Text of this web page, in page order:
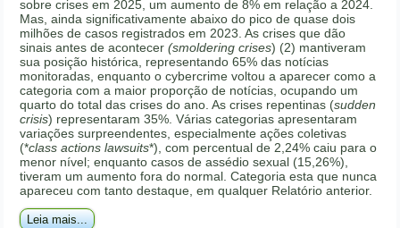
sobre crises em 2025, um aumento de 8% em relação a 2024.
Mas, ainda significativamente abaixo do pico de quase dois
milhões de casos registrados em 2023. As crises que dão
sinais antes de acontecer(smoldering crises) (2) mantiveram
sua posição histórica, representando 65% das notícias
monitoradas, enquanto o cybercrime voltou a aparecer como a
categoria com a maior proporção de notícias, ocupando um
quarto do total das crises do ano. As crises repentinas (sudden
crisis) representaram 35%. Várias categorias apresentaram
variações surpreendentes, especialmente ações coletivas
(*class actions lawsuits*), com percentual de 2,24% caiu para o
menor nível; enquanto casos de assédio sexual (15,26%),
tiveram um aumento fora do normal. Categoria esta que nunca
apareceu com tanto destaque, em qualquer Relatório anterior.
Leia mais...